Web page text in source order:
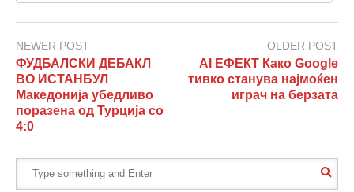
NEWER POST
ФУДБАЛСКИ ДЕБАКЛ
ВО ИСТАНБУЛ
Македонија убедливо
поразена од Турција со
4:0
OLDER POST
AI ЕФЕКТ Како Google
тивко станува најмоќен
играч на берзата